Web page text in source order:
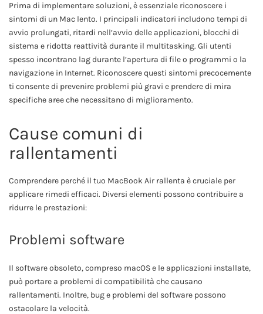
Prima di implementare soluzioni, è essenziale riconoscere i
sintomi di un Mac lento. I principali indicatori includono tempi di
avvio prolungati, ritardi nell’avvio delle applicazioni, blocchi di
sistema e ridotta reattività durante il multitasking. Gli utenti
spesso incontrano lag durante l’apertura di file o programmi o la
navigazione in Internet. Riconoscere questi sintomi precocemente
ti consente di prevenire problemi più gravi e prendere di mira
specifiche aree che necessitano di miglioramento.
Cause comuni di
rallentamenti
Comprendere perché il tuo MacBook Air rallenta è cruciale per
applicare rimedi efficaci. Diversi elementi possono contribuire a
ridurre le prestazioni:
Problemi software
Il software obsoleto, compreso macOS e le applicazioni installate,
può portare a problemi di compatibilità che causano
rallentamenti. Inoltre, bug e problemi del software possono
ostacolare la velocità.